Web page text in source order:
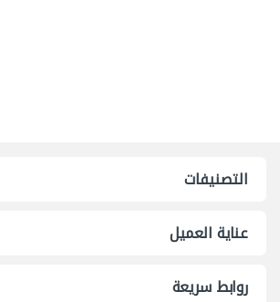
التصنيفات
عناية العميل
روابط سريعة